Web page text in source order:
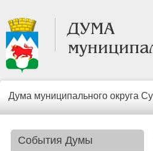
Дума муниципального округа
События Думы